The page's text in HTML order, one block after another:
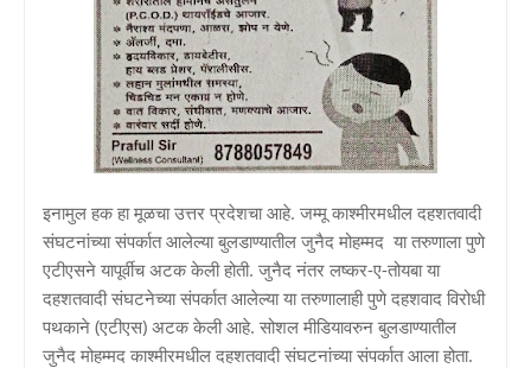
इनामुल हक हा मूळचा उत्तर प्रदेशचा आहे. जम्मू काश्मीरमधील दहशतवादी
संघटनांच्या संपर्कात आलेल्या बुलडाण्यातील जुनैद मोहम्मद या तरुणाला पुणे
एटीएसने यापूर्वीच अटक केली होती. जुनैद नंतर लष्कर-ए-तोयबा या
दहशतवादी संघटनेच्या संपर्कात आलेल्या या तरुणालाही पुणे दहशवाद विरोधी
पथकाने (एटीएस) अटक केली आहे. सोशल मीडियावरुन बुलडाण्यातील
जुनैद मोहम्मद काश्मीरमधील दहशतवादी संघटनांच्या संपर्कात आला होता.